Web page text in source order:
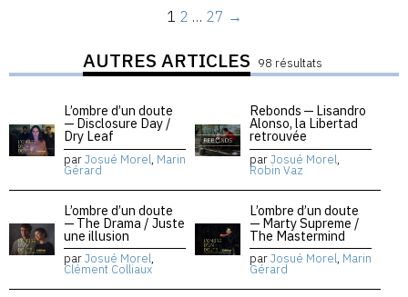
1 2 … 27 →
AUTRES ARTICLES 98 résultats
L’ombre d’un doute
— Disclosure Day /
Dry Leaf
parJosué Morel, Marin
Gérard
Rebonds — Lisandro
Alonso, la Libertad
retrouvée
parJosué Morel,
Robin Vaz
L’ombre d’un doute
— The Drama / Juste
une illusion
parJosué Morel,
Clément Colliaux
L’ombre d’un doute
— Marty Supreme /
The Mastermind
parJosué Morel, Marin
Gérard